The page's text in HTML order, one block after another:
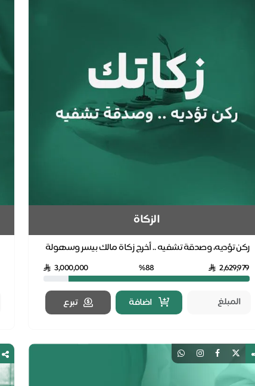
الزكاة
ركن تؤديه، وصدقة تشفيه .. أخرج زكاة مالك بيسر وسهولة
تؤدي بها ركناً وتساهم في علاج المرضى المحتاجين ...
2,629,979
%88
3,000,000
اضافة تبرع